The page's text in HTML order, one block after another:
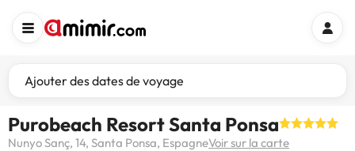
Ajouter des dates de voyage
Purobeach Resort Santa Ponsa
Nunyo Sanç, 14, Santa Ponsa, EspagneVoir sur la carte